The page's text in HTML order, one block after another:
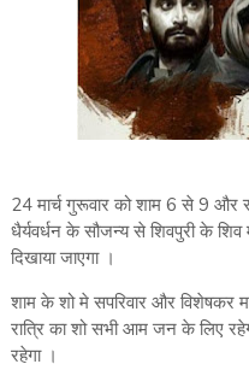
24 मार्च गुरूवार को शाम 6 से 9 और
धैर्यवर्धन के सौजन्य से शिवपुरी के शिव
दिखाया जाएगा ।
शाम के शो मे सपरिवार और विशेषकर
रात्रि का शो सभी आम जन के लिए
रहेगा ।